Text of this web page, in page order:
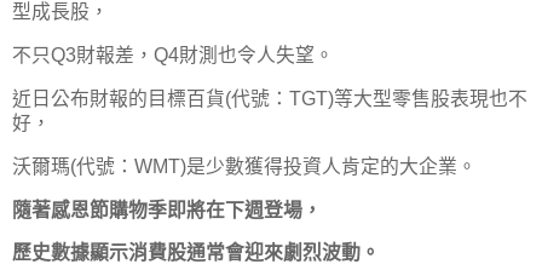
型成長股，
不只Q3財報差，Q4財測也令人失望。
近日公布財報的目標百貨(代號：TGT)等大型零售股表現也不
好，
沃爾瑪(代號：WMT)是少數獲得投資人肯定的大企業。
隨著感恩節購物季即將在下週登場，
歷史數據顯示消費股通常會迎來劇烈波動。